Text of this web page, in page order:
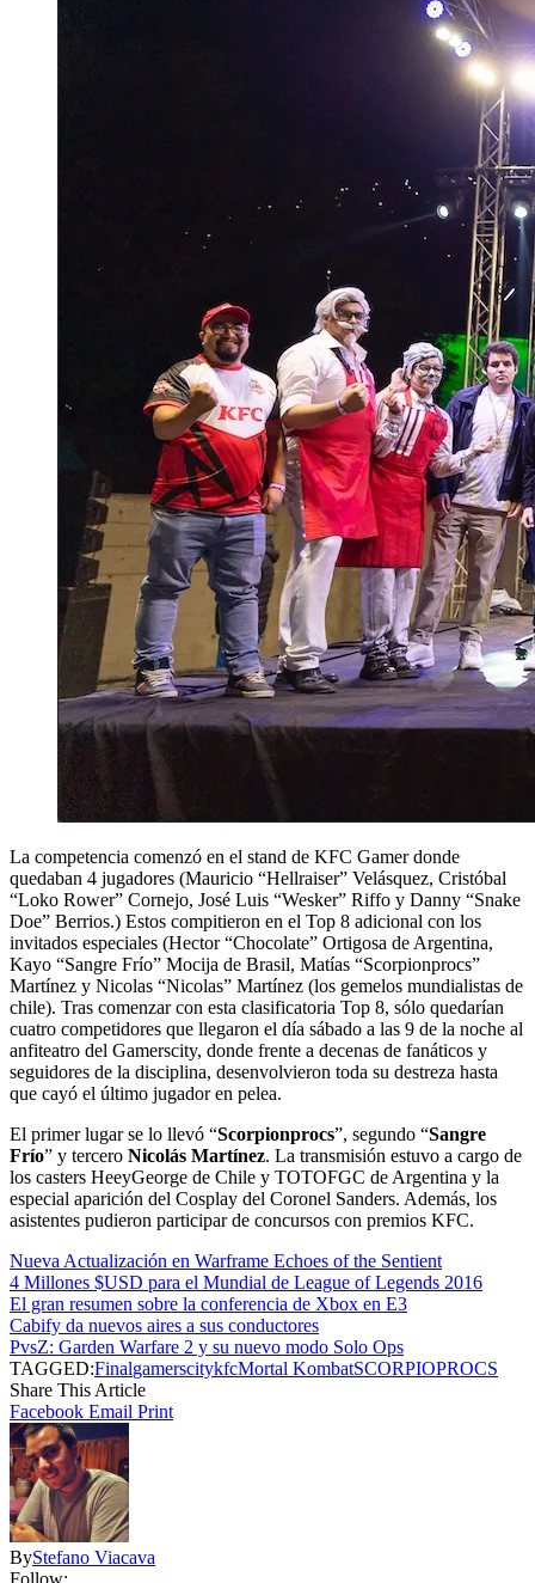
La competencia comenzó en el stand de KFC Gamer donde
quedaban 4 jugadores (Mauricio “Hellraiser” Velásquez, Cristóbal
“Loko Rower” Cornejo, José Luis “Wesker” Riffo y Danny “Snake
Doe” Berrios.) Estos compitieron en el Top 8 adicional con los
invitados especiales (Hector “Chocolate” Ortigosa de Argentina,
Kayo “Sangre Frío” Mocija de Brasil, Matías “Scorpionprocs”
Martínez y Nicolas “Nicolas” Martínez (los gemelos mundialistas de
chile). Tras comenzar con esta clasificatoria Top 8, sólo quedarían
cuatro competidores que llegaron el día sábado a las 9 de la noche al
anfiteatro del Gamerscity, donde frente a decenas de fanáticos y
seguidores de la disciplina, desenvolvieron toda su destreza hasta
que cayó el último jugador en pelea.
El primer lugar se lo llevó “Scorpionprocs”, segundo “Sangre
Frío” y tercero Nicolás Martínez. La transmisión estuvo a cargo de
los casters HeeyGeorge de Chile y TOTOFGC de Argentina y la
especial aparición del Cosplay del Coronel Sanders. Además, los
asistentes pudieron participar de concursos con premios KFC.
Nueva Actualización en Warframe Echoes of the Sentient
4 Millones $USD para el Mundial de League of Legends 2016
El gran resumen sobre la conferencia de Xbox en E3
Cabify da nuevos aires a sus conductores
PvsZ: Garden Warfare 2 y su nuevo modo Solo Ops
TAGGED:FinalgamerscitykfcMortal KombatSCORPIOPROCS
Share This Article
Facebook Email Print
ByStefano Viacava
Follow: